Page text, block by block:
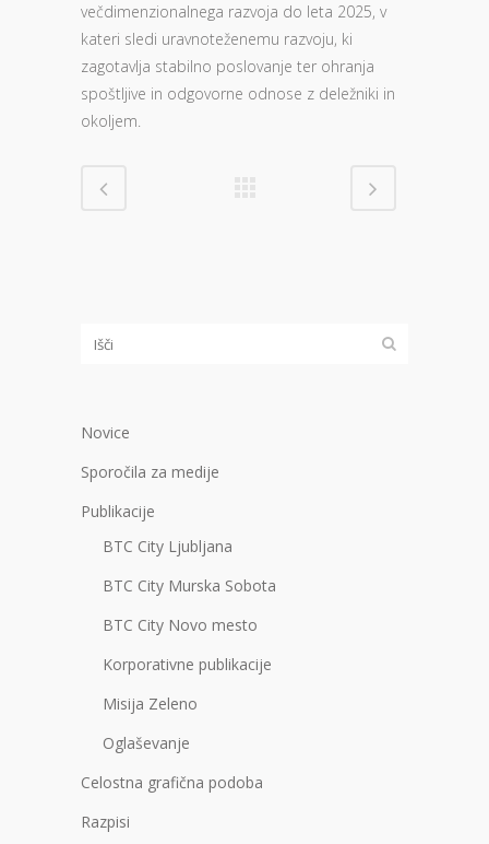
večdimenzionalnega razvoja do leta 2025, v
kateri sledi uravnoteženemu razvoju, ki
zagotavlja stabilno poslovanje ter ohranja
spoštljive in odgovorne odnose z deležniki in
okoljem.
Novice
Sporočila za medije
Publikacije
BTC City Ljubljana
BTC City Murska Sobota
BTC City Novo mesto
Korporativne publikacije
Misija Zeleno
Oglaševanje
Celostna grafična podoba
Razpisi